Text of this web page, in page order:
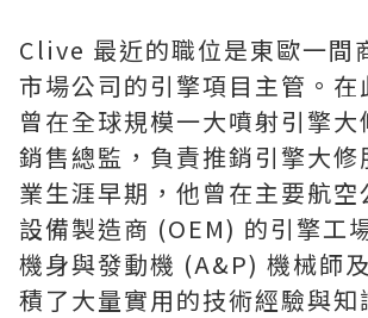
Clive 最近的職位是東歐一間
市場公司的引擎項目主管。在
曾在全球規模一大噴射引擎大
銷售總監，負責推銷引擎大
業生涯早期，他曾在主要航空
設備製造商 (OEM) 的引擎工
機身與發動機 (A&P) 機械師
積了大量實用的技術經驗與知